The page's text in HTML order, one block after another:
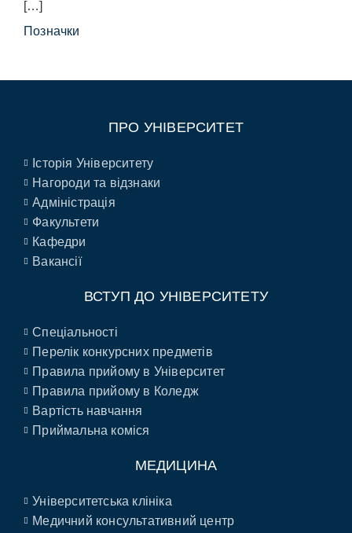
[…]
Позначки
ПРО УНІВЕРСИТЕТ
Історія Університету
Нагороди та відзнаки
Адміністрація
Факультети
Кафедри
Вакансії
ВСТУП ДО УНІВЕРСИТЕТУ
Спеціальності
Перелік конкурсних предметів
Правила прийому в Університет
Правила прийому в Коледж
Вартість навчання
Приймальна коміся
МЕДИЦИНА
Університетська клініка
Медичний консультативний центр